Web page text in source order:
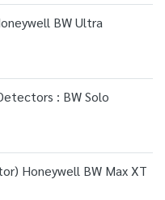
BW Ultra
: BW Solo
Honeywell BW Max XT